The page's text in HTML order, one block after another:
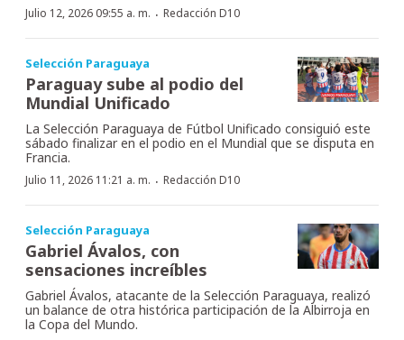
Julio 12, 2026 09:55 a. m. · Redacción D10
Selección Paraguaya
Paraguay sube al podio del
Mundial Unificado
La Selección Paraguaya de Fútbol Unificado consiguió este
sábado finalizar en el podio en el Mundial que se disputa en
Francia.
Julio 11, 2026 11:21 a. m. · Redacción D10
Selección Paraguaya
Gabriel Ávalos, con
sensaciones increíbles
Gabriel Ávalos, atacante de la Selección Paraguaya, realizó
un balance de otra histórica participación de la Albirroja en
la Copa del Mundo.